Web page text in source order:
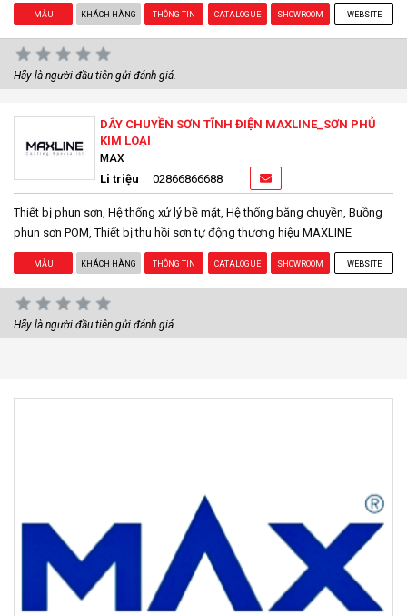
MẪU KHÁCH HÀNG THÔNG TIN CATALOGUE SHOWROOM WEBSITE
Hãy là người đầu tiên gửi đánh giá.
DÂY CHUYỀN SƠN TĨNH ĐIỆN MAXLINE_SƠN PHỦ
KIM LOẠI
MAX
Li triệu 02866866688
Thiết bị phun sơn, Hệ thống xử lý bề mặt, Hệ thống băng chuyền, Buồng
phun sơn POM, Thiết bị thu hồi sơn tự động thương hiệu MAXLINE
MẪU KHÁCH HÀNG THÔNG TIN CATALOGUE SHOWROOM WEBSITE
Hãy là người đầu tiên gửi đánh giá.